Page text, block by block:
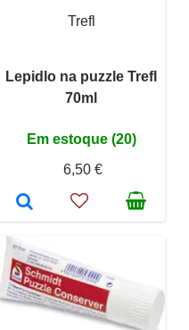
Trefl
Lepidlo na puzzle Trefl
70ml
Em estoque (20)
6,50 €